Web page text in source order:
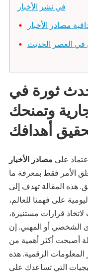
في نشر الأخبار
مصادر الأخبار
في العصر الحديث
ثورة في
وتمنحك
على مصادر الأخبار
الأمر فقط بمعرفة ما
هذه المقالة تهدف إلى
على فهمنا للعالم،
قرارات مستنيرة،
أصبحت أكثر أهمية من
الرقمية. هذه
التي تساعدك على